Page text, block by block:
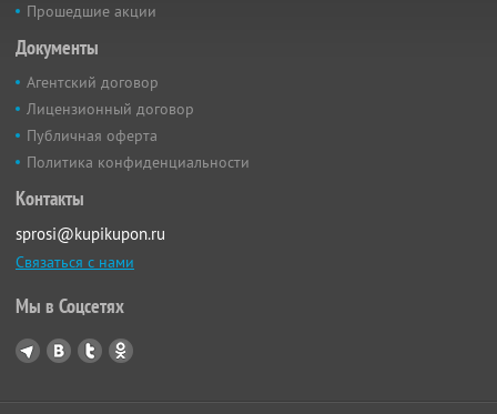
Прошедшие акции
Документы
Агентский договор
Лицензионный договор
Публичная оферта
Политика конфиденциальности
Контакты
sprosi@kupikupon.ru
Связаться с нами
Мы в Соцсетях